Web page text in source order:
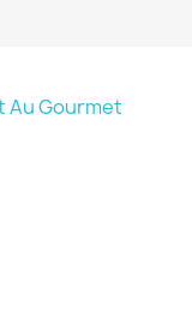
Au Gourmet